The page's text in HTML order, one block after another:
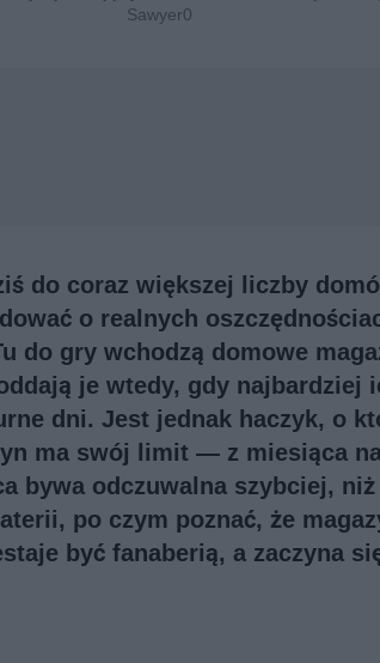
Sawyer0
do coraz większej liczby
o realnych
do gry wchodzą domowe
je wtedy, gdy najbardziej
dni. Jest jednak haczyk, o
ma swój limit — z miesiąca
bywa odczuwalna szybciej,
po czym poznać, że
być fanaberią, a zaczyna